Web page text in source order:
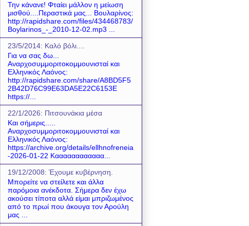
Την κάνανε! Φταίει μάλλον η μείωση
μισθού....Περαστικά μας... Βουλαρίνος:
http://rapidshare.com/files/434468783/
Boylarinos_-_2010-12-02.mp3 ...
23/5/2014: Καλό βόλι....
Για να σας δω...
Αναρχοσυμμοριτοκομμουνισταί και
Ελληνικός Λαόνος:
http://rapidshare.com/share/A8BD5F5
2B42D76C99E63DA5E22C6153E
https://...
22/1/2026: Πιτσουνάκια μέσα
Και σήμερις.....
Αναρχοσυμμοριτοκομμουνισταί και
Ελληνικός Λαόνος:
https://archive.org/details/ellhnofreneia
-2026-01-22 Καααααααααααα...
19/12/2008: Έχουμε κυβέρνηση.
Μπορείτε να στείλετε και άλλα
παρόμοια ανέκδοτα. Σήμερα δεν έχω
ακούσει τίποτα αλλά είμαι μπριζωμένος
από το πρωί που άκουγα τον Αρούλη
μας ...